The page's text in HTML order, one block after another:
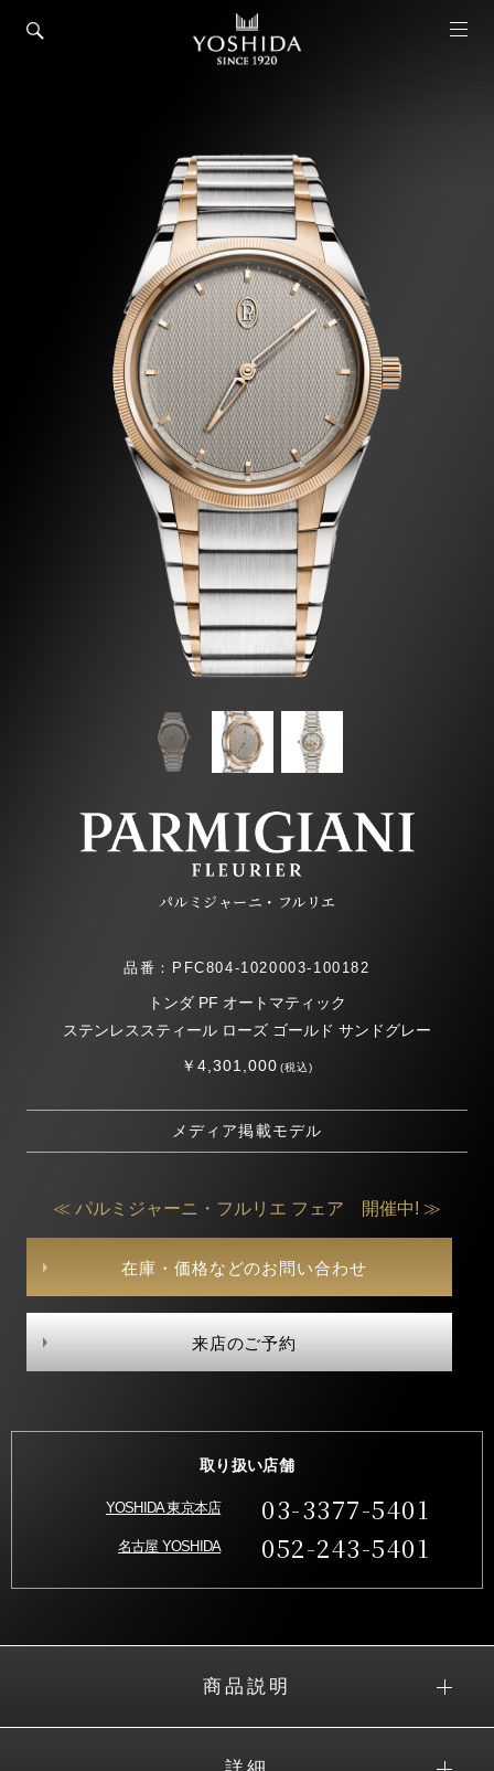
パルミジャーニ・フルリエ
品番：PFC804-1020003-100182
トンダ PF オートマティック
ステンレススティール ローズ ゴールド サンドグレー
￥4,301,000(税込)
メディア掲載モデル
≪ パルミジャーニ・フルリエ フェア 開催中! ≫
在庫・価格などのお問い合わせ
来店のご予約
取り扱い店舗
YOSHIDA 東京本店 03-3377-5401
名古屋 YOSHIDA 052-243-5401
商品説明